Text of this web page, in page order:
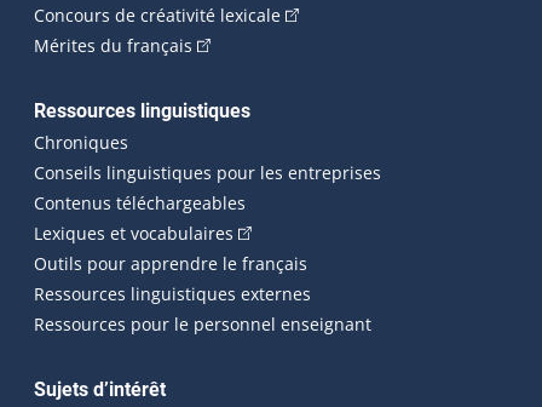
Concours de créativité lexicale(Cet hyperlien externe
Mérites du français (Cet hyperlien externe s'ouvrira dans une
Ressources linguistiques
Chroniques
Conseils linguistiques pour les entreprises
Contenus téléchargeables
Lexiques et vocabulaires (Cet hyperlien externe s'ouvrira
Outils pour apprendre le français
Ressources linguistiques externes
Ressources pour le personnel enseignant
Sujets d’intérêt